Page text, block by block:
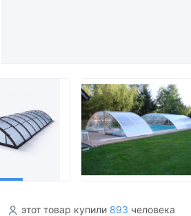
этот товар купили 893 человека